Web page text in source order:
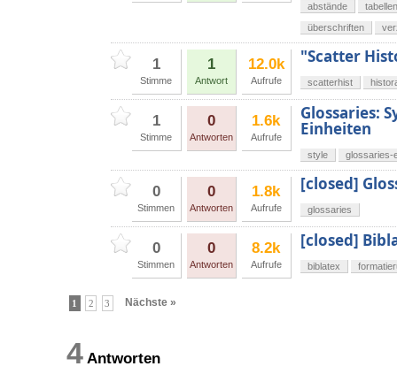
abstände
überschriften
1
Stimme
1
Antwort
12.0k
Aufrufe
"Scatter
scatterhist
1
Stimme
0
Antworten
1.6k
Aufrufe
Glossaries:
Einheiten
style glossaries-
0
Stimmen
0
Antworten
1.8k
Aufrufe
[closed]
glossaries
0
Stimmen
0
Antworten
8.2k
Aufrufe
[closed]
biblatex
1 2 3 Nächste »
4 Antworten